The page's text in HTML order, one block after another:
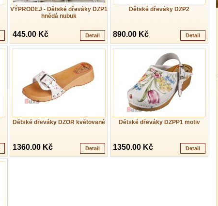
VÝPRODEJ - Dětské dřeváky DZP1
hnědá nubuk
445.00 Kč Detail
Dětské dřeváky DZP2
890.00 Kč Detail
Dětské dřeváky DZOR květované
1360.00 Kč Detail
Dětské dřeváky DZPP1 motiv
1350.00 Kč Detail